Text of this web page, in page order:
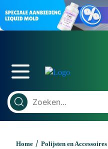
Home / Polijsten en Accessoires